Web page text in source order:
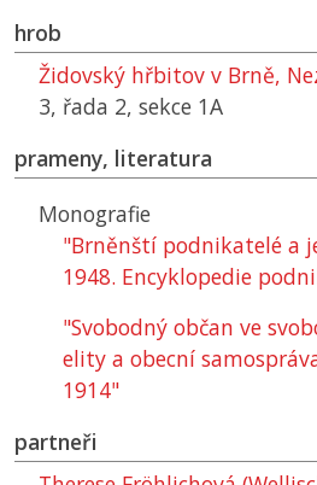
hrob
Židovský hřbitov v Brně,
3, řada 2, sekce 1A
prameny, literatura
Monografie
"Brněnští podnikatelé a
1948. Encyklopedie
"Svobodný občan ve
elity a obecní
1914"
partneři